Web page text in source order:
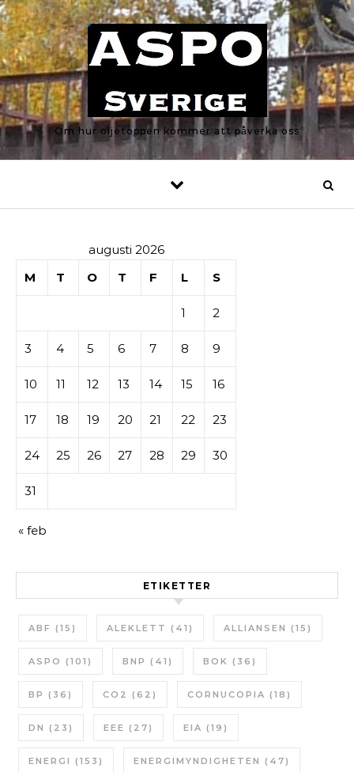
Skip to content
Om hur oljetoppen kommer att påverka oss
augusti 2026
M
T O T F L S
1 2
3 4 5 6 7 8 9
10 11 12 13 14 15 16
17 18 19 20 21 22 23
24 25 26 27 28 29 30
31
« feb
ETIKETTER
ABF (15) ALEKLETT (41) ALLIANSEN (15)
ASPO (101) BNP (41) BOK (36)
BP (36) CO2 (62) CORNUCOPIA (18)
DN (23) EEE (27) EIA (19)
ENERGI (153) ENERGIMYNDIGHETEN (47)